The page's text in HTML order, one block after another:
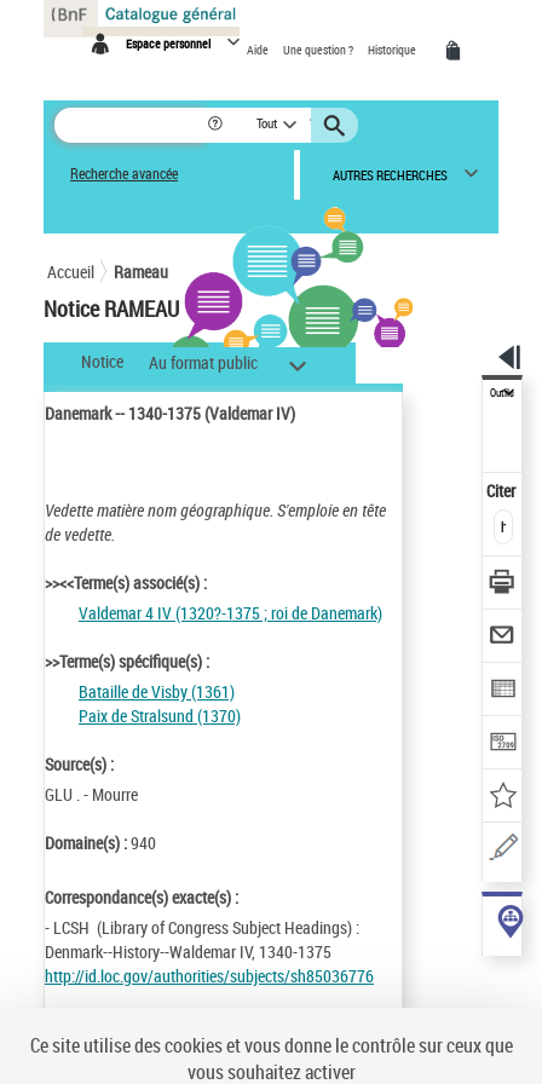
Espace personnel Aide Une question ? Historique
Tout
Recherche avancée AUTRES RECHERCHES
Accueil Rameau
Notice RAMEAU
Notice Au format public
Danemark -- 1340-1375 (Valdemar IV)
Vedette matière nom géographique. S'emploie en tête
de vedette.
>><<Terme(s) associé(s) :
Valdemar 4 IV (1320?-1375 ; roi de Danemark)
>>Terme(s) spécifique(s) :
Bataille de Visby (1361)
Paix de Stralsund (1370)
Source(s) :
GLU . - Mourre
Domaine(s) :940
Correspondance(s) exacte(s) :
- LCSH (Library of Congress Subject Headings) :
Denmark--History--Waldemar IV, 1340-1375
http://id.loc.gov/authorities/subjects/sh85036776
Notice n° :FRBNF12427181
Outils
Citer
Panneau de gestion des cookies
Ce site utilise des cookies et vous donne le contrôle sur ceux que
vous souhaitez activer